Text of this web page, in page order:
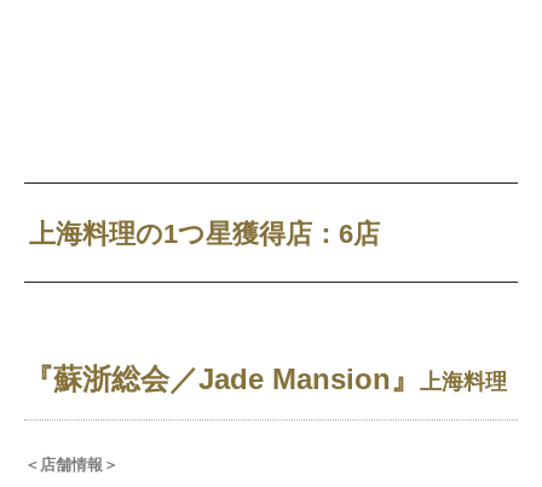
上海料理の1つ星獲得店：6店
『蘇浙総会／Jade Mansion』 上海料理
＜店舗情報＞